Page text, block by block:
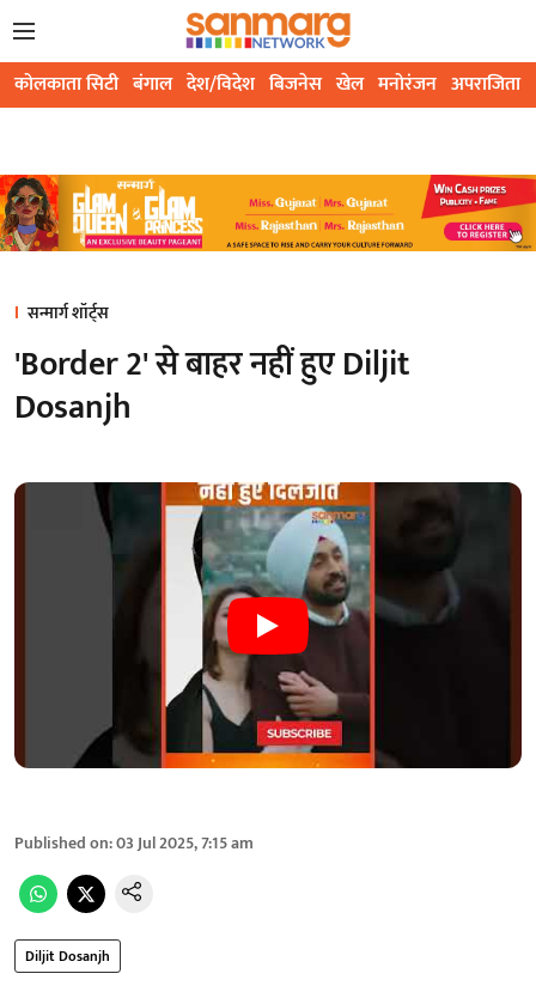
कोलकाता सिटी बंगाल देश/विदेश बिजनेस खेल मनोरंजन अपराजिता
सन्मार्ग शॉर्ट्स
'Border 2' से बाहर नहीं हुए Diljit
Dosanjh
Published on:03 Jul 2025, 7:15 am
Diljit Dosanjh